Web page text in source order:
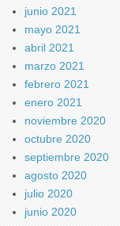
junio 2021
mayo 2021
abril 2021
marzo 2021
febrero 2021
enero 2021
noviembre 2020
octubre 2020
septiembre 2020
agosto 2020
julio 2020
junio 2020